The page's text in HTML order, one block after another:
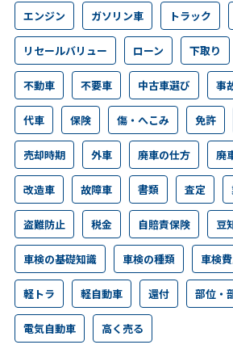
エンジン ガソリン車 トラック
リセールバリュー ローン 下取り
不動車 不要車 中古車選び 事
代車 保険 傷・へこみ 免許
売却時期 外車 廃車の仕方 廃
改造車 故障車 書類 査定
盗難防止 税金 自賠責保険 豆
車検の基礎知識 車検の種類 車検
軽トラ 軽自動車 還付 部位・
電気自動車 高く売る